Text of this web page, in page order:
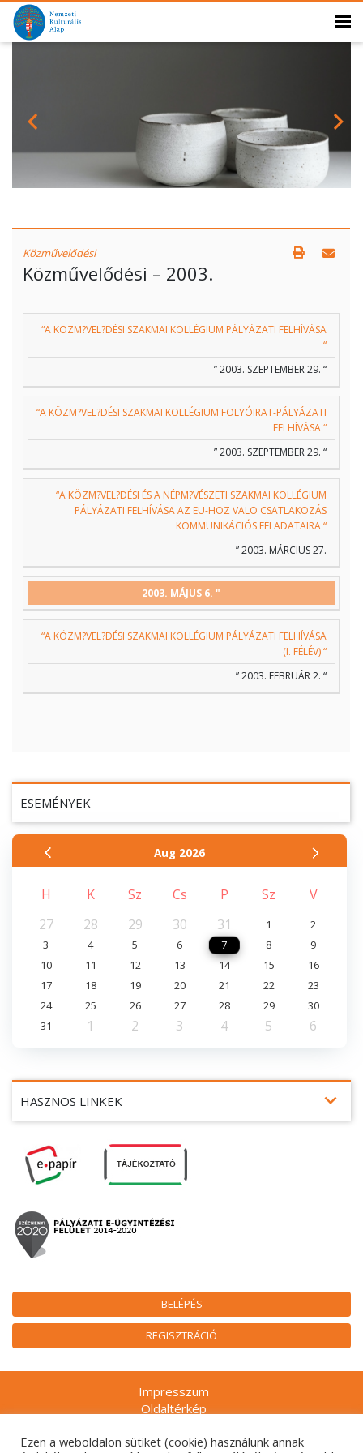
BELÉPÉS
REGISZTRÁCIÓ
HASZNOS LINKEK expand_more
ESEMÉNYEK
Aug 2026
H K Sz Cs P Sz
V
27
28 29 30 31 1
2
3
4 5 6 7 8
9
10
11 12 13 14 15
16
17
18 19 20 21 22
23
24
25 26 27 28 29
30
31
1 2 3 4 5 6
Közművelődési
Közművelődési – 2003.
“A KÖZM?VEL?DÉSI SZAKMAI KOLLÉGIUM PÁLYÁZATI FELHÍVÁSA
“
” 2003. SZEPTEMBER 29. “
“A KÖZM?VEL?DÉSI SZAKMAI KOLLÉGIUM FOLYÓIRAT-PÁLYÁZATI
FELHÍVÁSA “
” 2003. SZEPTEMBER 29. “
“A KÖZM?VEL?DÉSI ÉS A NÉPM?VÉSZETI SZAKMAI KOLLÉGIUM
PÁLYÁZATI FELHÍVÁSA AZ EU-HOZ VALO CSATLAKOZÁS
KOMMUNIKÁCIÓS FELADATAIRA “
” 2003. MÁRCIUS 27.
2003. MÁJUS 6. "
“A KÖZM?VEL?DÉSI SZAKMAI KOLLÉGIUM PÁLYÁZATI FELHÍVÁSA
(I. FÉLÉV) “
” 2003. FEBRUÁR 2. “
Impresszum
Oldaltérkép
Adatkezelési tájékoztatók
Ezen a weboldalon sütiket (cookie) használunk annak